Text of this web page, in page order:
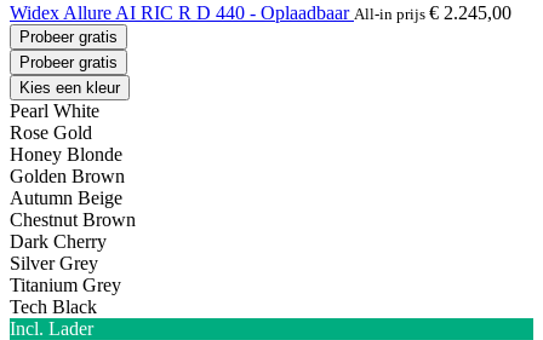
Widex Allure AI RIC R D 440 - Oplaadbaar All-in prijs € 2.245,00
Probeer gratis
Probeer gratis
Kies een kleur
Pearl White
Rose Gold
Honey Blonde
Golden Brown
Autumn Beige
Chestnut Brown
Dark Cherry
Silver Grey
Titanium Grey
Tech Black
Incl. Lader